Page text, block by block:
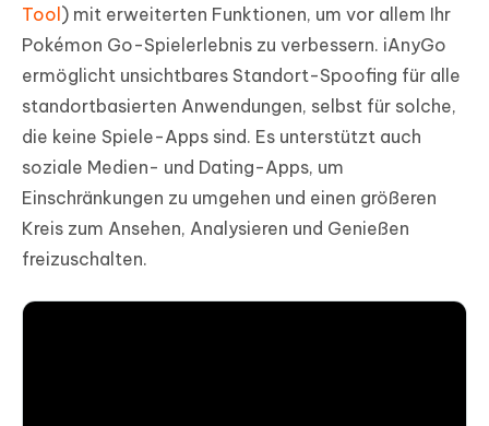
Tool) mit erweiterten Funktionen, um vor allem Ihr
Pokémon Go-Spielerlebnis zu verbessern. iAnyGo
ermöglicht unsichtbares Standort-Spoofing für alle
standortbasierten Anwendungen, selbst für solche,
die keine Spiele-Apps sind. Es unterstützt auch
soziale Medien- und Dating-Apps, um
Einschränkungen zu umgehen und einen größeren
Kreis zum Ansehen, Analysieren und Genießen
freizuschalten.